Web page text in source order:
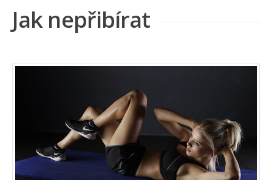
Jak nepřibírat